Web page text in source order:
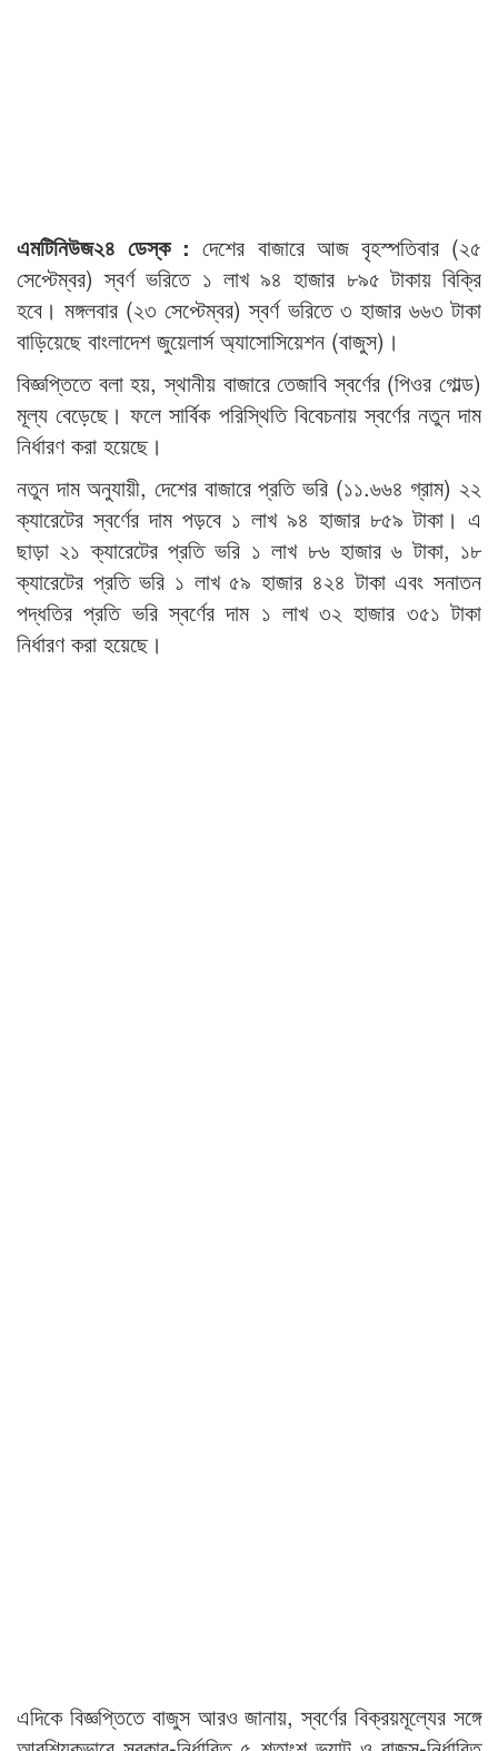
এমটিনিউজ২৪ ডেস্ক : দেশের বাজারে আজ বৃহস্পতিবার (২৫
সেপ্টেম্বর) স্বর্ণ ভরিতে ১ লাখ ৯৪ হাজার ৮৯৫ টাকায় বিক্রি
হবে। মঙ্গলবার (২৩ সেপ্টেম্বর) স্বর্ণ ভরিতে ৩ হাজার ৬৬৩ টাকা
বাড়িয়েছে বাংলাদেশ জুয়েলার্স অ্যাসোসিয়েশন (বাজুস)।
বিজ্ঞপ্তিতে বলা হয়, স্থানীয় বাজারে তেজাবি স্বর্ণের (পিওর গোল্ড)
মূল্য বেড়েছে। ফলে সার্বিক পরিস্থিতি বিবেচনায় স্বর্ণের নতুন দাম
নির্ধারণ করা হয়েছে।
নতুন দাম অনুযায়ী, দেশের বাজারে প্রতি ভরি (১১.৬৬৪ গ্রাম) ২২
ক্যারেটের স্বর্ণের দাম পড়বে ১ লাখ ৯৪ হাজার ৮৫৯ টাকা। এ
ছাড়া ২১ ক্যারেটের প্রতি ভরি ১ লাখ ৮৬ হাজার ৬ টাকা, ১৮
ক্যারেটের প্রতি ভরি ১ লাখ ৫৯ হাজার ৪২৪ টাকা এবং সনাতন
পদ্ধতির প্রতি ভরি স্বর্ণের দাম ১ লাখ ৩২ হাজার ৩৫১ টাকা
নির্ধারণ করা হয়েছে।
এদিকে বিজ্ঞপ্তিতে বাজুস আরও জানায়, স্বর্ণের বিক্রয়মূল্যের সঙ্গে